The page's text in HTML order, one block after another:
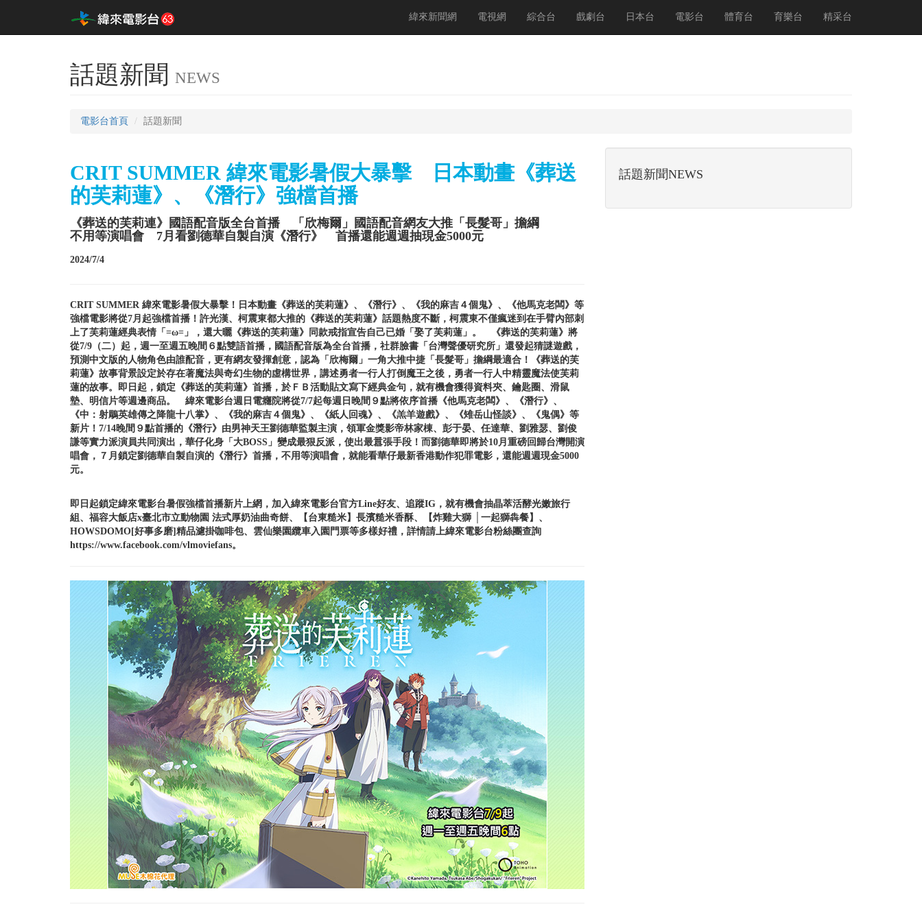
緯來新聞網 電視網 綜合台 戲劇台 日本台 電影台 體育台 育樂台 精采台
話題新聞 NEWS
電影台首頁 話題新聞
CRIT SUMMER 緯來電影暑假大暴擊 日本動畫《葬送
的芙莉蓮》、《潛行》強檔首播
《葬送的芙莉連》國語配音版全台首播 「欣梅爾」國語配音網友大推「長髮哥」擔綱
不用等演唱會 7月看劉德華自製自演《潛行》 首播還能週週抽現金5000元
2024/7/4
CRIT SUMMER 緯來電影暑假大暴擊！日本動畫《葬送的芙莉蓮》、《潛行》、《我的麻吉４個鬼》、《他馬克老闆》等
強檔電影將從7月起強檔首播！許光漢、柯震東都大推的《葬送的芙莉蓮》話題熱度不斷，柯震東不僅瘋迷到在手臂內部刺
上了芙莉蓮經典表情「=ω=」，還大曬《葬送的芙莉蓮》同款戒指宣告自己已婚「娶了芙莉蓮」。 《葬送的芙莉蓮》將
從7/9（二）起，週一至週五晚間６點雙語首播，國語配音版為全台首播，社群臉書「台灣聲優研究所」還發起猜謎遊戲，
預測中文版的人物角色由誰配音，更有網友發揮創意，認為「欣梅爾」一角大推中捷「長髮哥」擔綱最適合！《葬送的芙
莉蓮》故事背景設定於存在著魔法與奇幻生物的虛構世界，講述勇者一行人打倒魔王之後，勇者一行人中精靈魔法使芙莉
蓮的故事。即日起，鎖定《葬送的芙莉蓮》首播，於ＦＢ活動貼文寫下經典金句，就有機會獲得資料夾、鑰匙圈、滑鼠
墊、明信片等週邊商品。 緯來電影台週日電癮院將從7/7起每週日晚間９點將依序首播《他馬克老闆》、《潛行》、
《中：射鵰英雄傳之降龍十八掌》、《我的麻吉４個鬼》、《紙人回魂》、《羔羊遊戲》、《雉岳山怪談》、《鬼偶》等
新片！7/14晚間９點首播的《潛行》由男神天王劉德華監製主演，領軍金獎影帝林家棟、彭于晏、任達華、劉雅瑟、劉俊
謙等實力派演員共同演出，華仔化身「大BOSS」變成最狠反派，使出最囂張手段！而劉德華即將於10月重磅回歸台灣開演
唱會，７月鎖定劉德華自製自演的《潛行》首播，不用等演唱會，就能看華仔最新香港動作犯罪電影，還能週週現金5000
元。
即日起鎖定緯來電影台暑假強檔首播新片上網，加入緯來電影台官方Line好友、追蹤IG，就有機會抽晶萃活酵光嫩旅行
組、福容大飯店x臺北市立動物園 法式厚奶油曲奇餅、【台東糙米】長濱糙米香酥、【炸雞大獅 │一起獅犇餐】、
HOWSDOMO[好事多磨]精品濾掛咖啡包、雲仙樂園纜車入園門票等多樣好禮，詳情請上緯來電影台粉絲團查詢
https://www.facebook.com/vlmoviefans。
話題新聞NEWS